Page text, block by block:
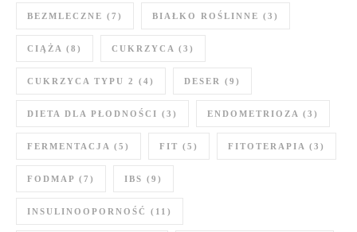
BEZMLECZNE (7) BIAŁKO ROŚLINNE (3)
CIĄŻA (8) CUKRZYCA (3)
CUKRZYCA TYPU 2 (4) DESER (9)
DIETA DLA PŁODNOŚCI (3) ENDOMETRIOZA (3)
FERMENTACJA (5) FIT (5) FITOTERAPIA (3)
FODMAP (7) IBS (9)
INSULINOOPORNOŚĆ (11)